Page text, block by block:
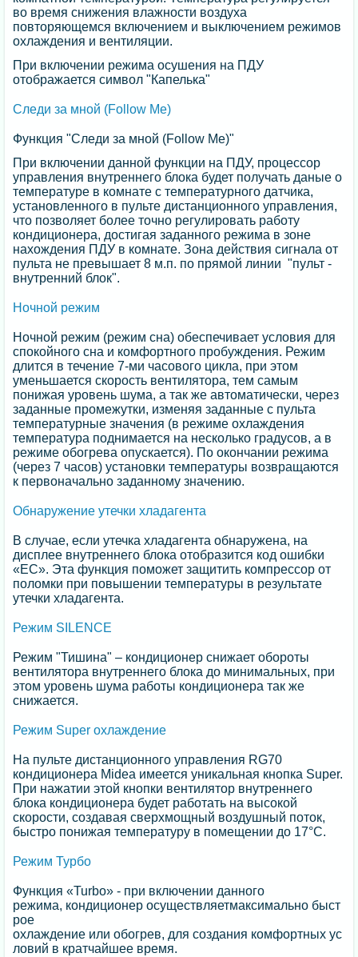
во время снижения влажности воздуха
повторяющемся включением и выключением режимов
охлаждения и вентиляции.
При включении режима осушения на ПДУ
отображается символ "Капелька"
Следи за мной (Follow Me)
Функция "Следи за мной (Follow Me)"
При включении данной функции на ПДУ, процессор
управления внутреннего блока будет получать даные о
температуре в комнате с температурного датчика,
установленного в пульте дистанционного управления,
что позволяет более точно регулировать работу
кондиционера, достигая заданного режима в зоне
нахождения ПДУ в комнате. Зона действия сигнала от
пульта не превышает 8 м.п. по прямой линии "пульт -
внутренний блок".
Ночной режим
Ночной режим (режим сна) обеспечивает условия для
спокойного сна и комфортного пробуждения. Режим
длится в течение 7-ми часового цикла, при этом
уменьшается скорость вентилятора, тем самым
понижая уровень шума, а так же автоматически, через
заданные промежутки, изменяя заданные с пульта
температурные значения (в режиме охлаждения
температура поднимается на несколько градусов, а в
режиме обогрева опускается). По окончании режима
(через 7 часов) установки температуры возвращаются
к первоначально заданному значению.
Обнаружение утечки хладагента
В случае, если утечка хладагента обнаружена, на
дисплее внутреннего блока отобразится код ошибки
«EС». Эта функция поможет защитить компрессор от
поломки при повышении температуры в результате
утечки хладагента.
Режим SILENCE
Режим "Тишина" – кондиционер снижает обороты
вентилятора внутреннего блока до минимальных, при
этом уровень шума работы кондиционера так же
снижается.
Режим Super охлаждение
На пульте дистанционного управления RG70
кондиционера Midea имеется уникальная кнопка Super.
При нажатии этой кнопки вентилятор внутреннего
блока кондиционера будет работать на высокой
скорости, создавая сверхмощный воздушный поток,
быстро понижая температуру в помещении до 17°C.
Режим Турбо
Функция «Turbo» - при включении данного
режима, кондиционер осуществляетмаксимально быст
рое
охлаждение или обогрев, для создания комфортных ус
ловий в кратчайшее время.